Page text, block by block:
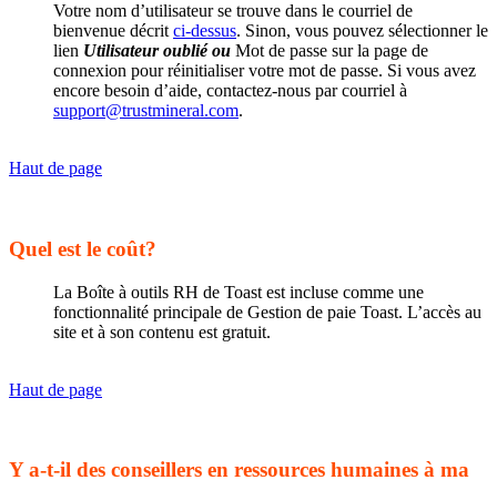
Votre nom d’utilisateur se trouve dans le courriel de
bienvenue décrit ci-dessus. Sinon, vous pouvez sélectionner le
lien Utilisateur oublié ou Mot de passe sur la page de
connexion pour réinitialiser votre mot de passe. Si vous avez
encore besoin d’aide, contactez-nous par courriel à
support@trustmineral.com.
Haut de page
Quel est le coût?
La Boîte à outils RH de Toast est incluse comme une
fonctionnalité principale de Gestion de paie Toast. L’accès au
site et à son contenu est gratuit.
Haut de page
Y a-t-il des conseillers en ressources humaines à ma